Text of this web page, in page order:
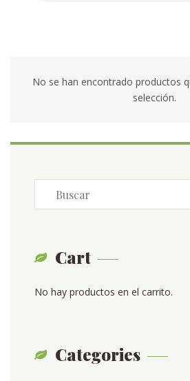
No se han encontrado productos
selección.
Cart
No hay productos en el carrito.
Categories